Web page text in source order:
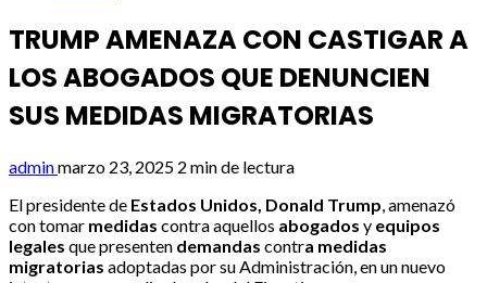
TRUMP AMENAZA CON CASTIGAR A
LOS ABOGADOS QUE DENUNCIEN
SUS MEDIDAS MIGRATORIAS
adminmarzo 23, 2025 2 min de lectura
El presidente de Estados Unidos, Donald Trump , amenazó
con tomar medidas contra aquellos abogados y equipos
legales que presenten demandas contra medidas
migratorias adoptadas por su Administración, en un nuevo